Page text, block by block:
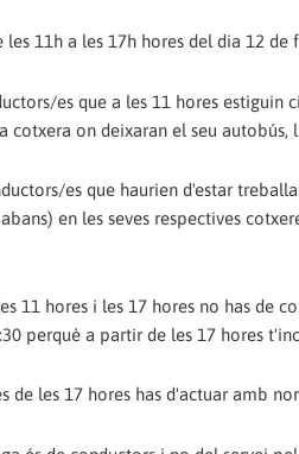
les 11h a les 17h hores del dia 12
es que a les 11 hores
cotxera on deixaran el seu
es que haurien d'estar
en les seves respectives
11 hores i les 17 hores no has de
perquè a partir de les 17 hores
de les 17 hores has d'actuar amb